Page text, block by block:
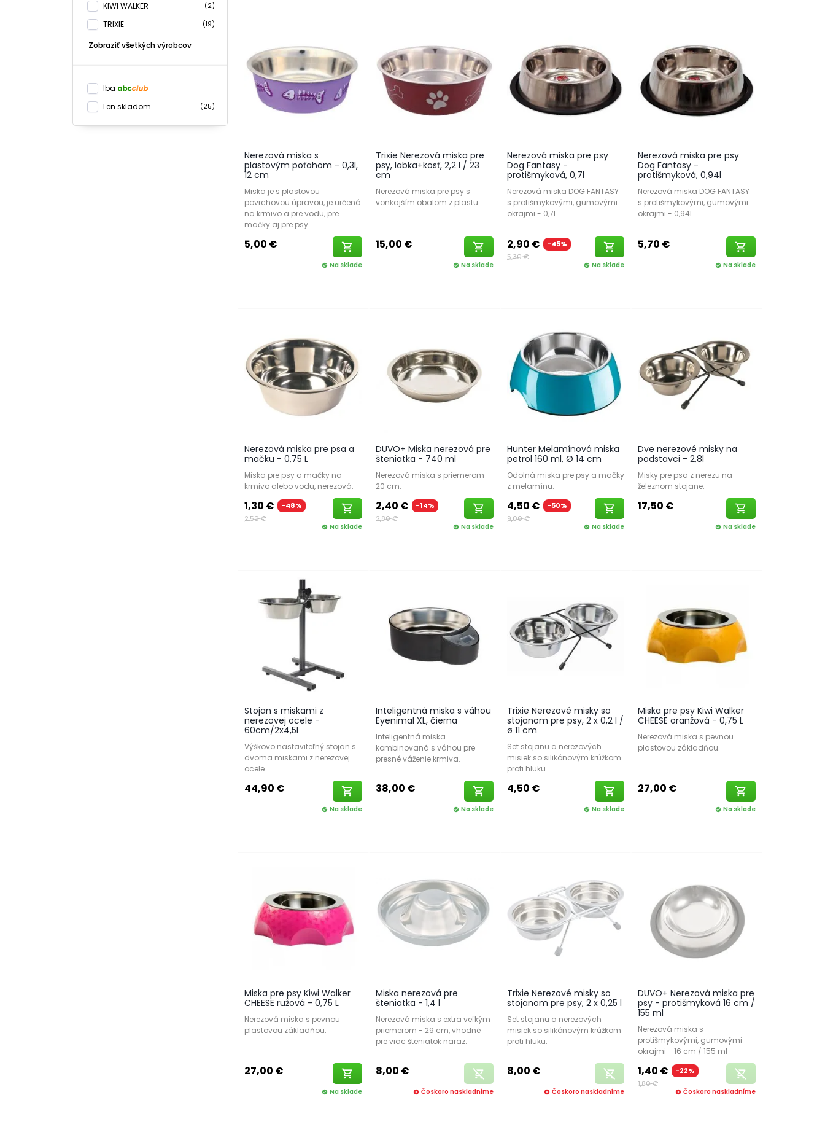
KIWI WALKER (2)
TRIXIE (19)
Zobraziť všetkých výrobcov
Iba
Len skladom
(25)
Nerezová miska s
plastovým poťahom - 0,3l,
12 cm
Miska je s plastovou
povrchovou úpravou, je určená
na krmivo a pre vodu, pre
mačky aj pre psy.
5,00 € shopping_cart
check_circle Na sklade
Trixie Nerezová miska pre
psy, labka+kosť, 2,2 l / 23
cm
Nerezová miska pre psy s
vonkajším obalom z plastu.
15,00 € shopping_cart
check_circle Na sklade
Nerezová miska pre psy
Dog Fantasy -
protišmyková, 0,7l
Nerezová miska DOG FANTASY
s protišmykovými, gumovými
okrajmi - 0,7l.
2,90 €
-45%
5,30 €
shopping_cart
check_circle Na sklade
Nerezová miska pre psy
Dog Fantasy -
protišmyková, 0,94l
Nerezová miska DOG FANTASY
s protišmykovými, gumovými
okrajmi - 0,94l.
5,70 € shopping_cart
check_circle Na sklade
Nerezová miska pre psa a
mačku - 0,75 L
Miska pre psy a mačky na
krmivo alebo vodu, nerezová.
1,30 €
-48%
2,50 €
shopping_cart
check_circle Na sklade
DUVO+ Miska nerezová pre
šteniatka - 740 ml
Nerezová miska s priemerom -
20 cm.
2,40 €
-14%
2,80 €
shopping_cart
check_circle Na sklade
Hunter Melamínová miska
petrol 160 ml, Ø 14 cm
Odolná miska pre psy a mačky
z melamínu.
4,50 €
-50%
9,00 €
shopping_cart
check_circle Na sklade
Dve nerezové misky na
podstavci - 2,8l
Misky pre psa z nerezu na
železnom stojane.
17,50 € shopping_cart
check_circle Na sklade
Stojan s miskami z
nerezovej ocele -
60cm/2x4,5l
Výškovo nastaviteľný stojan s
dvoma miskami z nerezovej
ocele.
44,90 € shopping_cart
check_circle Na sklade
Inteligentná miska s váhou
Eyenimal XL, čierna
Inteligentná miska
kombinovaná s váhou pre
presné váženie krmiva.
38,00 € shopping_cart
check_circle Na sklade
Trixie Nerezové misky so
stojanom pre psy, 2 x 0,2 l /
ø 11 cm
Set stojanu a nerezových
misiek so silikónovým krúžkom
proti hluku.
4,50 € shopping_cart
check_circle Na sklade
Miska pre psy Kiwi Walker
CHEESE oranžová - 0,75 L
Nerezová miska s pevnou
plastovou základňou.
27,00 € shopping_cart
check_circle Na sklade
Miska pre psy Kiwi Walker
CHEESE ružová - 0,75 L
Nerezová miska s pevnou
plastovou základňou.
27,00 € shopping_cart
check_circle Na sklade
Miska nerezová pre
šteniatka - 1,4 l
Nerezová miska s extra veľkým
priemerom - 29 cm, vhodné
pre viac šteniatok naraz.
8,00 € remove_shopping_cart
cancel Čoskoro naskladníme
Trixie Nerezové misky so
stojanom pre psy, 2 x 0,25 l
Set stojanu a nerezových
misiek so silikónovým krúžkom
proti hluku.
8,00 € remove_shopping_cart
cancel Čoskoro naskladníme
DUVO+ Nerezová miska pre
psy - protišmyková 16 cm /
155 ml
Nerezová miska s
protišmykovými, gumovými
okrajmi - 16 cm / 155 ml
1,40 €
-22%
1,80 €
remove_shopping_cart
cancel Čoskoro naskladníme